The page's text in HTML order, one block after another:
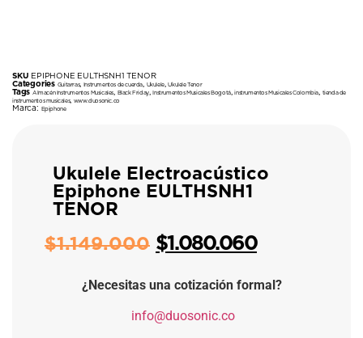
SKU EPIPHONE EULTHSNH1 TENOR
Categories Guitarras, Instrumentos de cuerda Ukulele,Ukulele Tenor
Tags Almacén Instrumentos Musicales Black Friday,Instrumentos Musicales Bogotá,instrumentos Musicales Colombia
tienda de
instrumentos musicales, www.duosonic.co
Marca: Epiphone
Ukulele Electroacústico
Epiphone EULTHSNH1
TENOR
$1.149.000 $1.080.060
¿Necesitas una cotización formal?
info@duosonic.co